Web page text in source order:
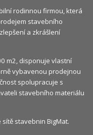
rodinnou firmou, která
stavebního
a zkrášlení
m2, disponuje vlastní
vybavenou prodejnou
spolupracuje s
stavebního materiálu
sítě stavebnin BigMat.